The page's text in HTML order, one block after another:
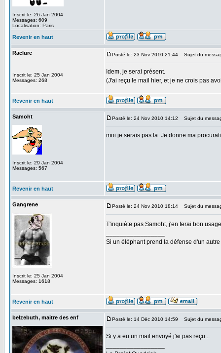
Inscrit le: 26 Jan 2004
Messages: 609
Localisation: Paris
Revenir en haut
Raclure
Inscrit le: 25 Jan 2004
Messages: 268
Posté le: 23 Nov 2010 21:44 Sujet du
Idem, je serai présent.
(J'ai reçu le mail hier, et je ne crois pas
Revenir en haut
Samoht
Inscrit le: 29 Jan 2004
Messages: 567
Posté le: 24 Nov 2010 14:12 Sujet du
moi je serais pas la. Je donne ma
Revenir en haut
Gangrene
Inscrit le: 25 Jan 2004
Messages: 1618
Posté le: 24 Nov 2010 18:14 Sujet du
T'inquiète pas Samoht, j'en ferai bon
Si un éléphant prend la défense d'un
Revenir en haut
belzebuth, maitre des enf Posté le: 14 Déc 2010 14:59 Sujet du
Si y a eu un mail envoyé j'ai pas reçu...